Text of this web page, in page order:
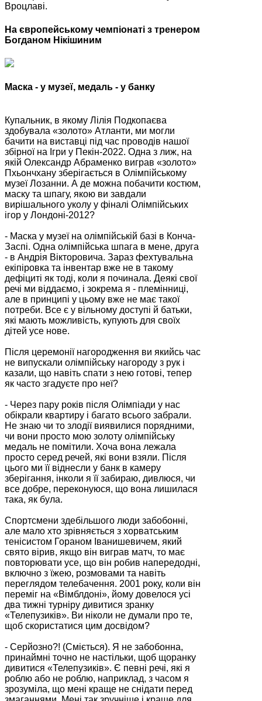
Вроцлаві.
На європейському чемпіонаті з тренером
Богданом Нікішиним
Маска - у музеї, медаль - у банку
Купальник, в якому Лілія Подкопаєва
здобувала «золото» Атланти, ми могли
бачити на виставці під час проводів нашої
збірної на Ігри у Пекін-2022. Одна з лиж, на
якій Олександр Абраменко виграв «золото»
Пхьончхану зберігається в Олімпійському
музеї Лозанни. А де можна побачити костюм,
маску та шпагу, якою ви завдали
вирішального уколу у фіналі Олімпійських
ігор у Лондоні-2012?
- Маска у музеї на олімпійській базі в Конча-
Заспі. Одна олімпійська шпага в мене, друга
- в Андрія Вікторовича. Зараз фехтувальна
екіпіровка та інвентар вже не в такому
дефіциті як тоді, коли я починала. Деякі свої
речі ми віддаємо, і зокрема я - племінниці,
але в принципі у цьому вже не має такої
потреби. Все є у вільному доступі й батьки,
які мають можливість, купують для своїх
дітей усе нове.
Після церемонії нагородження ви якийсь час
не випускали олімпійську нагороду з рук і
казали, що навіть спати з нею готові, тепер
як часто згадуєте про неї?
- Через пару років після Олімпіади у нас
обікрали квартиру і багато всього забрали.
Не знаю чи то злодії виявилися порядними,
чи вони просто мою золоту олімпійську
медаль не помітили. Хоча вона лежала
просто серед речей, які вони взяли. Після
цього ми її віднесли у банк в камеру
зберігання, інколи я її забираю, дивлюся, чи
все добре, переконуюся, що вона лишилася
така, як була.
Спортсмени здебільшого люди забобонні,
але мало хто зрівняється з хорватським
тенісистом Гораном Іванишевичем, який
свято вірив, якщо він виграв матч, то має
повторювати усе, що він робив напередодні,
включно з їжею, розмовами та навіть
переглядом телебачення. 2001 року, коли він
переміг на «Вімблдоні», йому довелося усі
два тижні турніру дивитися зранку
«Телепузиків». Ви ніколи не думали про те,
щоб скористатися цим досвідом?
- Серйозно?! (Сміється). Я не забобонна,
принаймні точно не настільки, щоб щоранку
дивитися «Телепузиків». Є певні речі, які я
роблю або не роблю, наприклад, з часом я
зрозуміла, що мені краще не снідати перед